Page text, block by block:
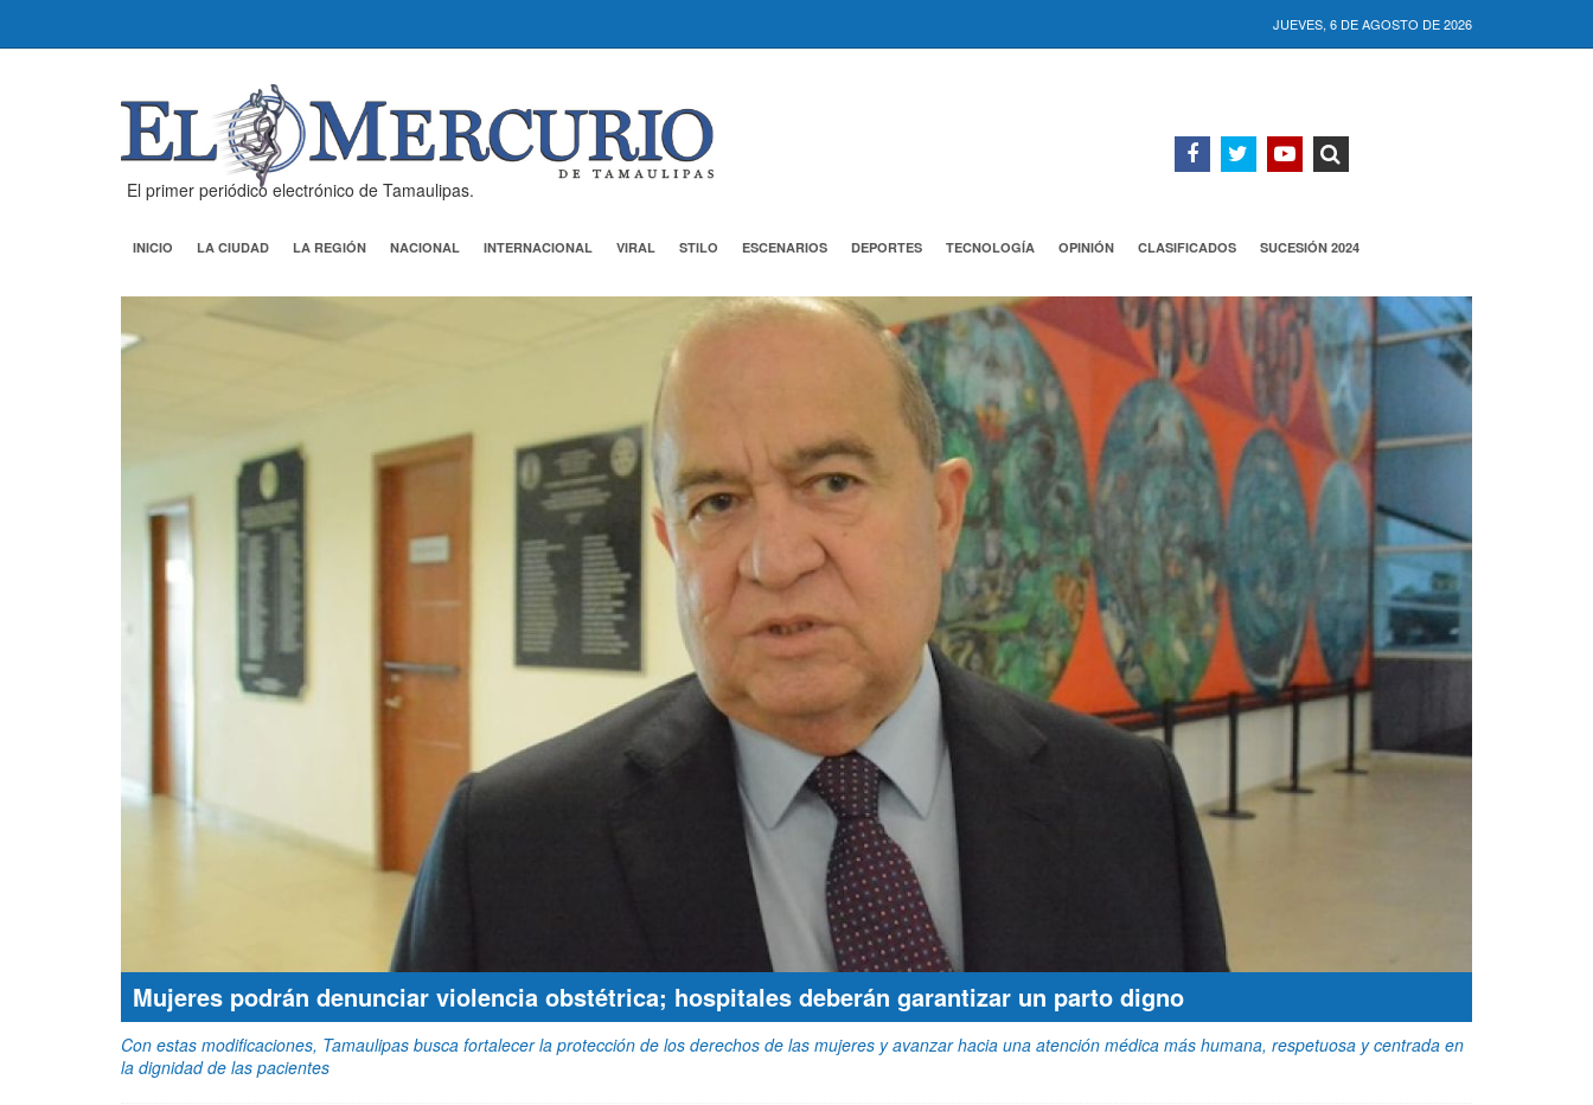
JUEVES, 6 DE AGOSTO DE 2026
El primer periódico electrónico de Tamaulipas.
INICIO LA CIUDAD LA REGIÓN NACIONAL INTERNACIONAL VIRAL STILO ESCENARIOS DEPORTES TECNOLOGÍA OPINIÓN CLASIFICADOS SUCESIÓN 2024
Mujeres podrán denunciar violencia obstétrica; hospitales deberán garantizar un parto digno
Con estas modificaciones, Tamaulipas busca fortalecer la protección de los derechos de las mujeres y avanzar hacia una atención médica más humana, respetuosa y centrada en
la dignidad de las pacientes